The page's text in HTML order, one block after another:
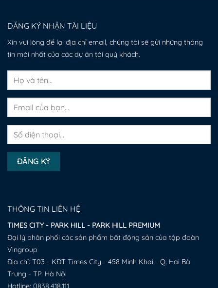
ĐĂNG KÝ NHẬN TÀI LIỆU
Xin vui lòng để lại địa chỉ email, chúng tôi sẽ gửi những thông
tin mới nhất của các dự án tới quý khách.
THÔNG TIN LIÊN HỆ
TIMES CITY - PARK HILL - PARK HILL PREMIUM
Đại lý phân phối các sản phẩm bất động sản của tập đoàn
Vingroup
Địa chỉ: T03 - KĐT Times City - 458 Minh Khai - Q. Hai Bà
Trưng - TP. Hà Nội